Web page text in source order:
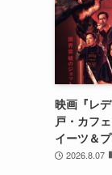
映画『レ
戸・カフ
イーツ＆
2026.8.07